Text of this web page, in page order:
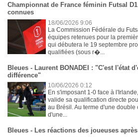
Championnat de France féminin Futsal
connues
18/06/2026 9:06
La Commission Fédérale du
équipes retenues pour la
qui débutera le 19 septembre
qualifiées (sous r�...
Bleues - Laurent BONADEI : "C'est l'état
différence"
10/06/2026 0:12
En s'imposant 1-0 face à
valide sa qualification directe
au Brésil. Au terme d'une
d'une...
Bleues - Les réactions des joueuses